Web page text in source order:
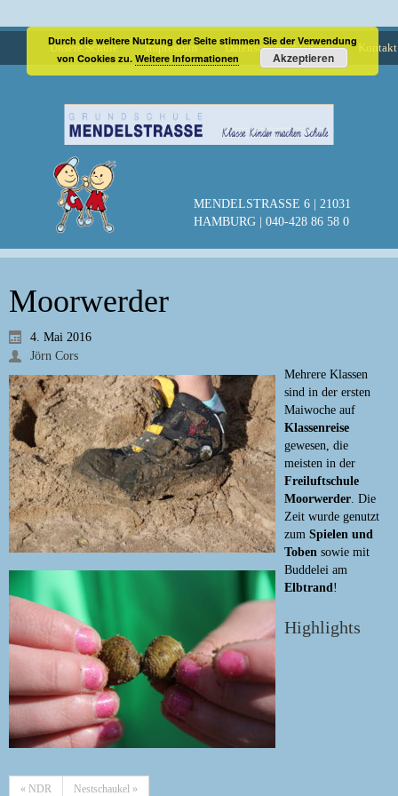
Unsere Schule Impressum Datenschutzerklärung Kontakt
MENDELSTRASSE 6 | 21031
HAMBURG | 040-428 86 58 0
Moorwerder
4. Mai 2016
Jörn Cors
Mehrere Klassen
sind in der ersten
Maiwoche auf
Klassenreise
gewesen, die
meisten in der
Freiluftschule
Moorwerder . Die
Zeit wurde genutzt
zum Spielen und
Toben sowie mit
Buddelei am
Elbtrand!
Highlights
« NDR Nestschaukel »
Durch die weitere Nutzung der Seite stimmen Sie der Verwendung
von Cookies zu. Weitere Informationen Akzeptieren